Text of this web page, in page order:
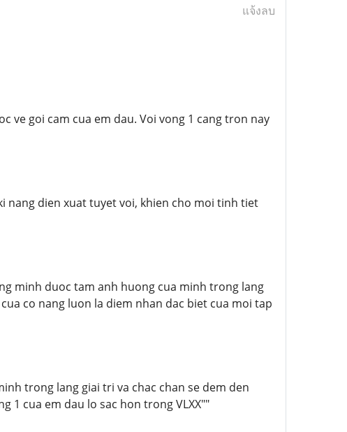
แจ้งลบ
ve goi cam cua em dau. Voi vong 1 cang tron nay
nang dien xuat tuyet voi, khien cho moi tinh tiet
minh duoc tam anh huong cua minh trong lang
co nang luon la diem nhan dac biet cua moi tap
trong lang giai tri va chac chan se dem den
1 cua em dau lo sac hon trong VLXX""